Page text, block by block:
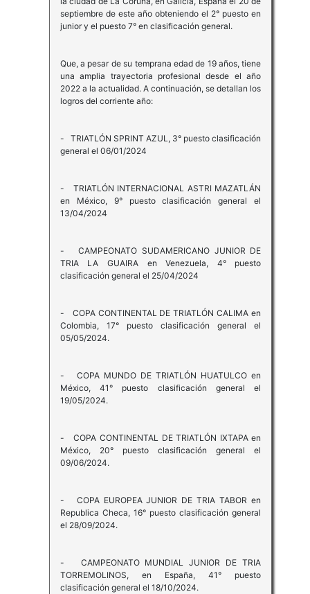
septiembre de este año obteniendo el 2° puesto en
junior y el puesto 7° en clasificación general.
Que, a pesar de su temprana edad de 19 años, tiene
una amplia trayectoria profesional desde el año
2022 a la actualidad. A continuación, se detallan los
logros del corriente año:
- TRIATLÓN SPRINT AZUL, 3° puesto clasificación
general el 06/01/2024
- TRIATLÓN INTERNACIONAL ASTRI MAZATLÁN
en México, 9° puesto clasificación general el
13/04/2024
- CAMPEONATO SUDAMERICANO JUNIOR DE
TRIA LA GUAIRA en Venezuela, 4° puesto
clasificación general el 25/04/2024
- COPA CONTINENTAL DE TRIATLÓN CALIMA en
Colombia, 17° puesto clasificación general el
05/05/2024.
- COPA MUNDO DE TRIATLÓN HUATULCO en
México, 41° puesto clasificación general el
19/05/2024.
- COPA CONTINENTAL DE TRIATLÓN IXTAPA en
México, 20° puesto clasificación general el
09/06/2024.
- COPA EUROPEA JUNIOR DE TRIA TABOR en
Republica Checa, 16° puesto clasificación general
el 28/09/2024.
- CAMPEONATO MUNDIAL JUNIOR DE TRIA
TORREMOLINOS, en España, 41° puesto
clasificación general el 18/10/2024.